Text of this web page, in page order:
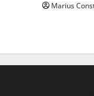
Marius